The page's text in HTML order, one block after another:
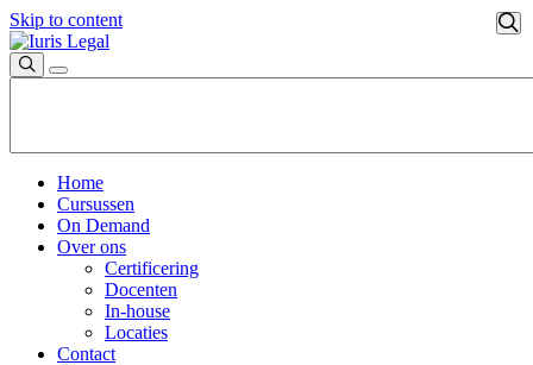
Skip to content
Home
Cursussen
On Demand
Over ons
Certificering
Docenten
In-house
Locaties
Contact